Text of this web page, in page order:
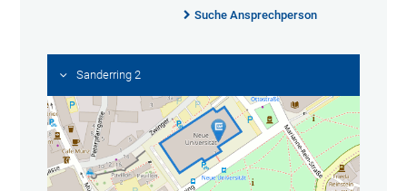
Suche Ansprechperson
Sanderring 2